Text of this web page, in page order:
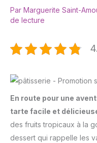
Par Marguerite Saint-
de lecture
En route pour une
tarte facile et
des fruits tropicaux à la
dessert qui rappelle les